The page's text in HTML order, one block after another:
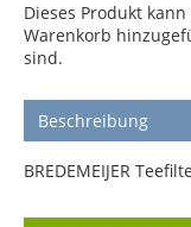
Dieses Produkt
Warenkorb
sind.
Beschreibung
BREDEMEIJER